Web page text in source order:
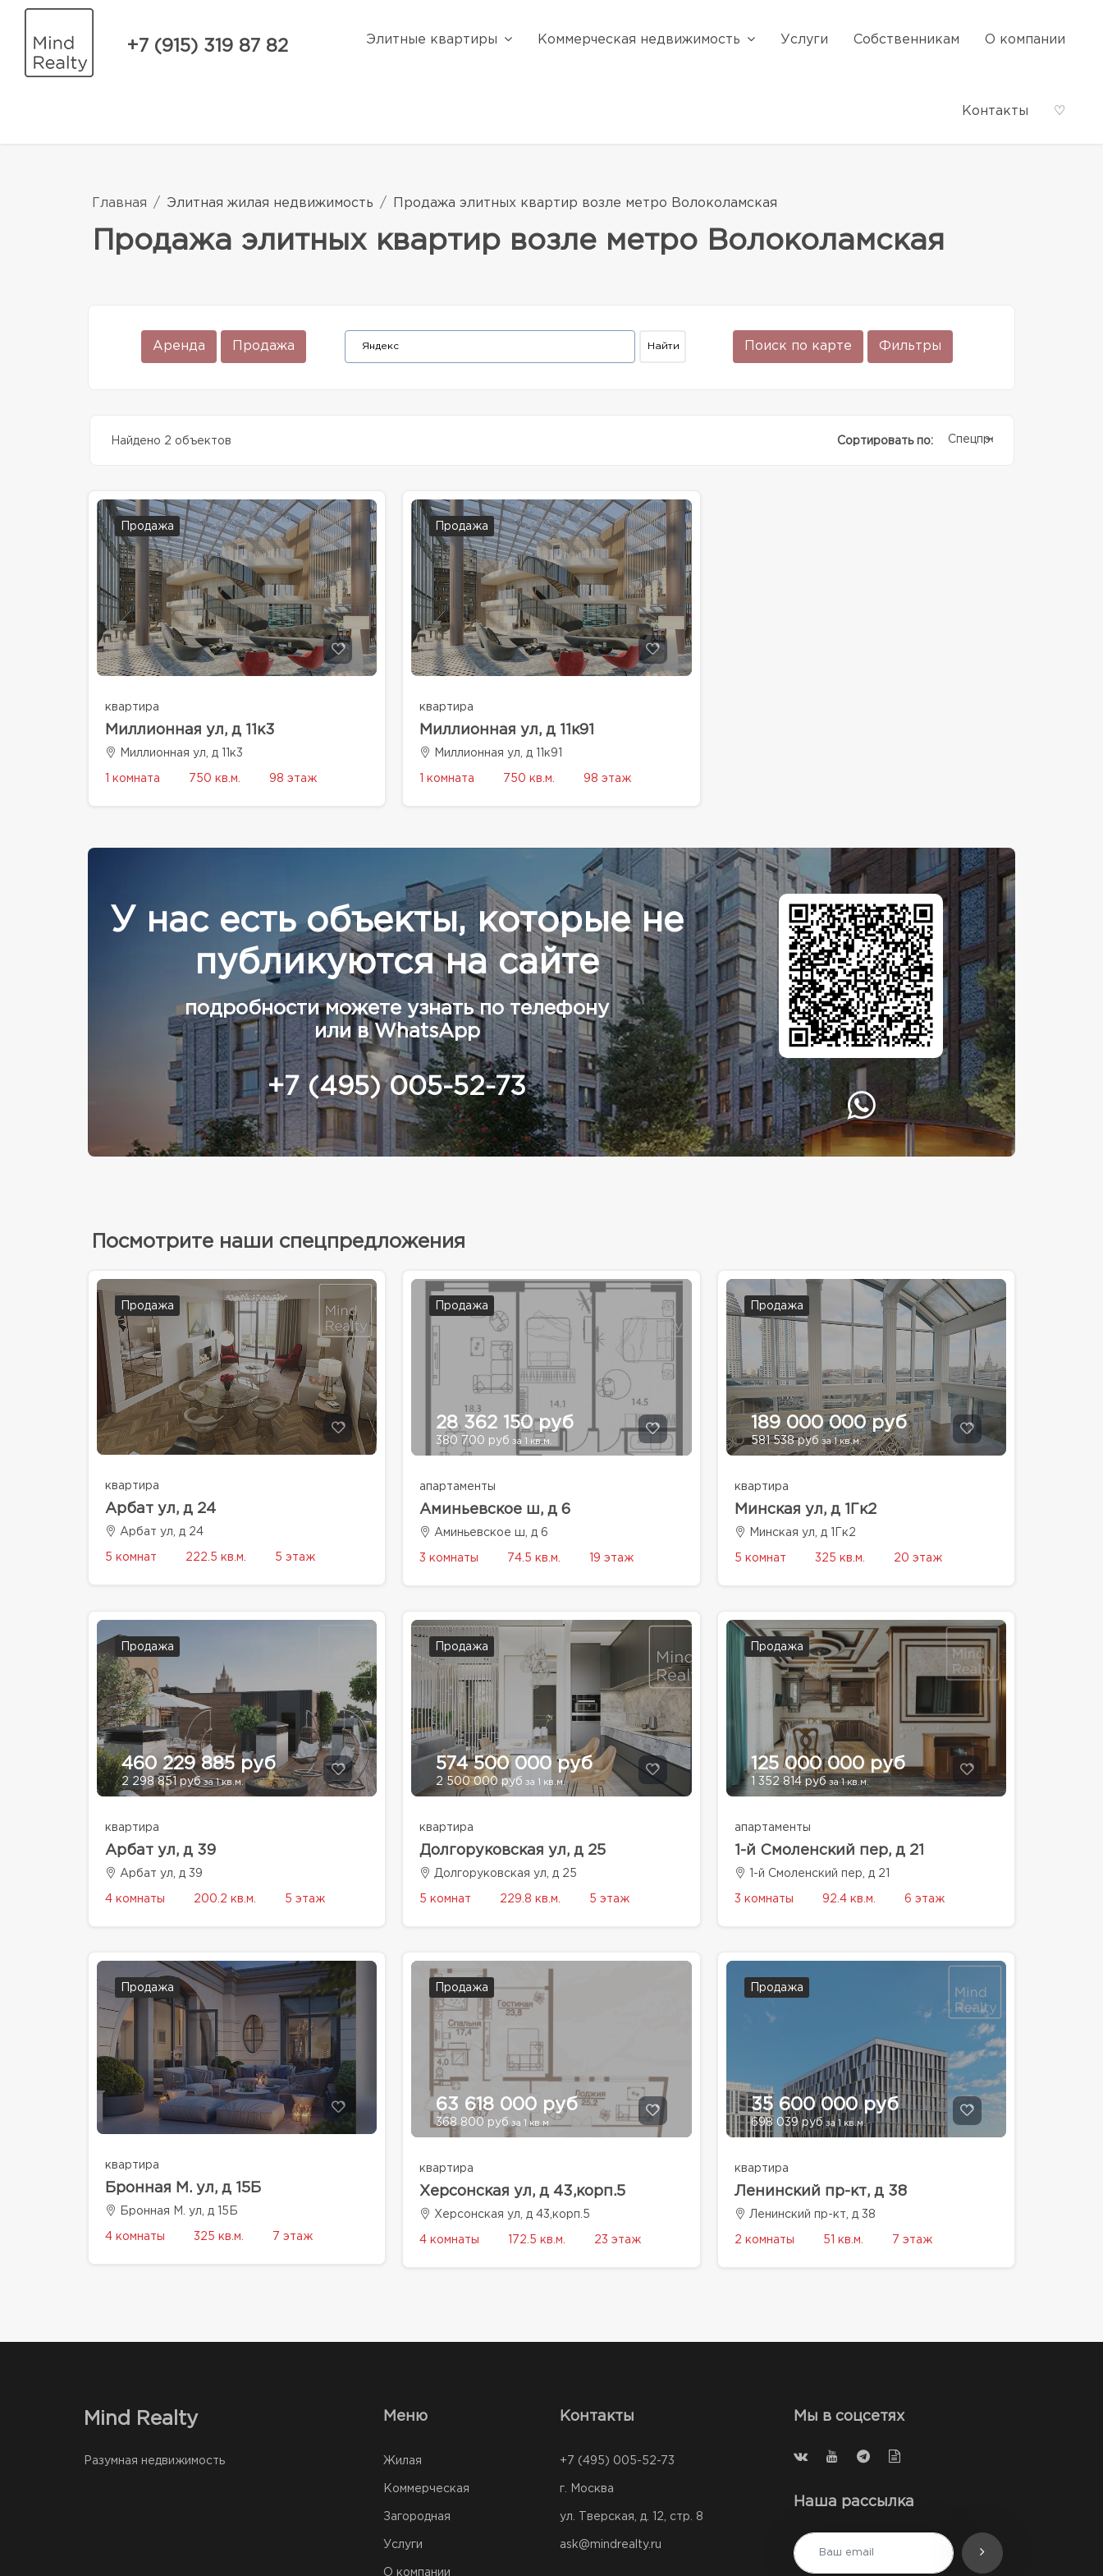
+7 (915) 319 87 82 Элитные квартиры Коммерческая недвижимость Услуги Собственникам О компании
Контакты ♡
Главная Элитная жилая недвижимость Продажа элитных квартир возле метро Волоколамская
Продажа элитных квартир возле метро Волоколамская
Аренда Продажа Поиск по карте Фильтры
Найдено 2 объектов Сортировать по: Спецпредолжение
Продажа
квартира
Миллионная ул, д 11к3
Миллионная ул, д 11к3
1 комната 750 кв.м. 98 этаж
Продажа
квартира
Миллионная ул, д 11к91
Миллионная ул, д 11к91
1 комната 750 кв.м. 98 этаж
У нас есть объекты, которые не
публикуются на сайте
подробности можете узнать по телефону
или в WhatsApp
+7 (495) 005-52-73
Посмотрите наши спецпредложения
Продажа
квартира
Арбат ул, д 24
Арбат ул, д 24
5 комнат 222.5 кв.м. 5 этаж
Продажа
28 362 150 руб
380 700 руб за 1 кв.м.
апартаменты
Аминьевское ш, д 6
Аминьевское ш, д 6
3 комнаты 74.5 кв.м. 19 этаж
Продажа
189 000 000 руб
581 538 рубза 1 кв.м.
квартира
Минская ул, д 1Гк2
Минская ул, д 1Гк2
5 комнат 325 кв.м. 20 этаж
Продажа
460 229 885 руб
2 298 851 рубза 1 кв.м.
квартира
Арбат ул, д 39
Арбат ул, д 39
4 комнаты 200.2 кв.м. 5 этаж
Продажа
574 500 000 руб
2 500 000 руб за 1 кв.м.
квартира
Долгоруковская ул, д 25
Долгоруковская ул, д 25
5 комнат 229.8 кв.м. 5 этаж
Продажа
125 000 000 руб
1 352 814 рубза 1 кв.м.
апартаменты
1-й Смоленский пер, д 21
1-й Смоленский пер, д 21
3 комнаты 92.4 кв.м. 6 этаж
Продажа
квартира
Бронная М. ул, д 15Б
Бронная М. ул, д 15Б
4 комнаты 325 кв.м. 7 этаж
Продажа
63 618 000 руб
368 800 рубза 1 кв.м.
квартира
Херсонская ул, д 43,корп.5
Херсонская ул, д 43,корп.5
4 комнаты 172.5 кв.м. 23 этаж
Продажа
35 600 000 руб
698 039 рубза 1 кв.м.
квартира
Ленинский пр-кт, д 38
Ленинский пр-кт, д 38
2 комнаты 51 кв.м. 7 этаж
Mind Realty
Разумная недвижимость
Меню
Жилая
Коммерческая
Загородная
Услуги
О компании
Контакты
+7 (495) 005-52-73
г. Москва
ул. Тверская, д. 12, стр. 8
ask@mindrealty.ru
Мы в соцсетях
Наша рассылка